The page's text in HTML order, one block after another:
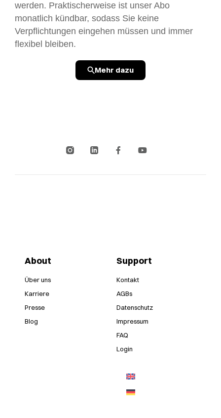
werden. Praktischerweise ist unser Abo
monatlich kündbar, sodass Sie keine
Verpflichtungen eingehen müssen und immer
flexibel bleiben.
Mehr dazu
About
Über uns
Karriere
Presse
Blog
Support
Kontakt
AGBs
Datenschutz
Impressum
FAQ
Login